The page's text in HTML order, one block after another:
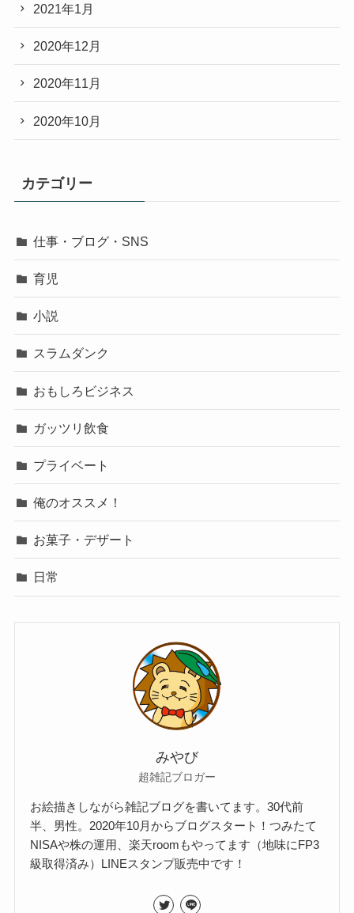
2021年1月
2020年12月
2020年11月
2020年10月
カテゴリー
仕事・ブログ・SNS
育児
小説
スラムダンク
おもしろビジネス
ガッツリ飲食
プライベート
俺のオススメ！
お菓子・デザート
日常
みやび
超雑記ブロガー
お絵描きしながら雑記ブログを書いてます。30代前
半、男性。2020年10月からブログスタート！つみたて
NISAや株の運用、楽天roomもやってます（地味にFP3
級取得済み）LINEスタンプ販売中です！